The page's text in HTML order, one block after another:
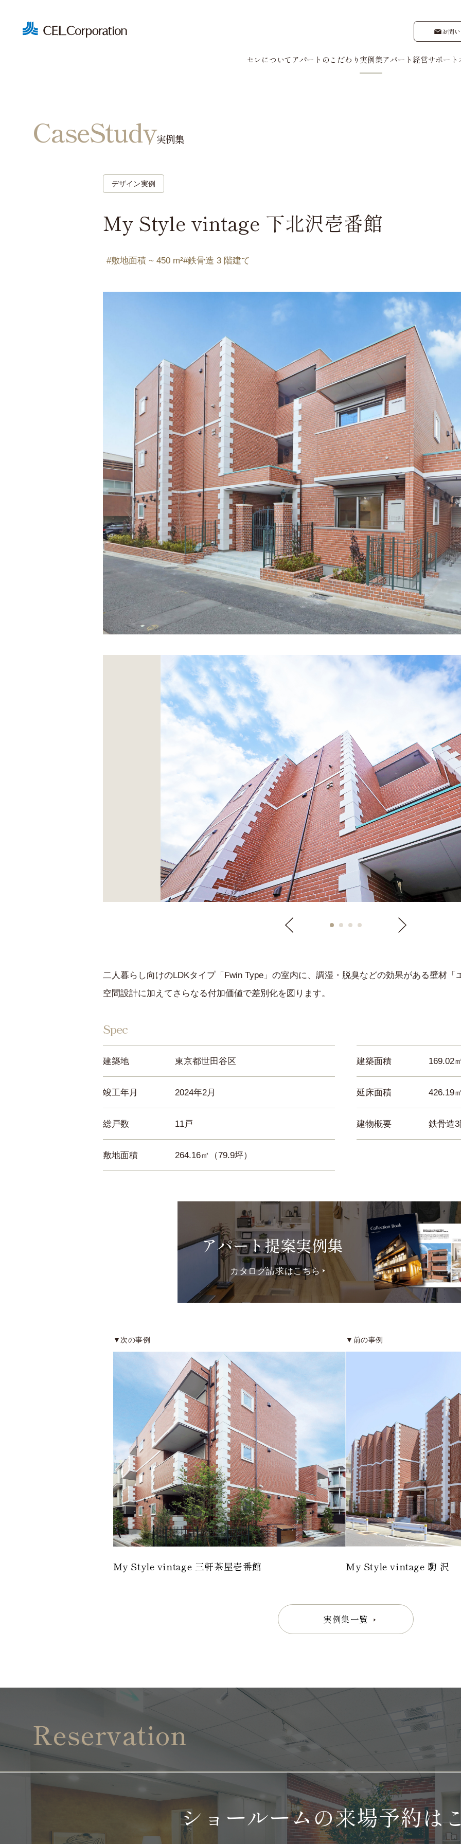
お問
セレについてアパートのこだわり
Feel+1 Type
Fusion Type
Fwin suite
実例集アパート経営サポート
CaseStudy実例集
デザイン実例
My Style vintage 下北沢壱番館
敷地面積 ~ 450 m² 鉄骨造 3 階建て
二人暮らし向けのLDKタイプ「Fwin Type」の室内に、調湿・脱臭などの効果がある壁材「
空間設計に加えてさらなる付加価値で差別化を図ります。
Spec
建築地 東京都世田谷区
竣工年月 2024年2月
総戸数 11戸
敷地面積 264.16㎡（79.9坪）
建築面積 169.02
延床面積 426.19
建物概要 鉄骨造
アパート提案実例集
カタログ請求はこちら
▼次の事例
My Style vintage 三軒茶屋壱番館
▼前の事例
My Style vintage 駒 沢
実例集一覧
Reservation
ショールームの来場予約は